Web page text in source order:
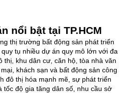
nổi bật tại TP.HCM
thị trường bất động sản phát triển
tụ nhiều dự án quy mô lớn với đa
thị, khu dân cư, căn hộ, tòa nhà văn
khách sạn và bất động sản công
đô thị hóa mạnh mẽ, sự phát triển
tốc độ gia tăng dân số, nhu cầu sở